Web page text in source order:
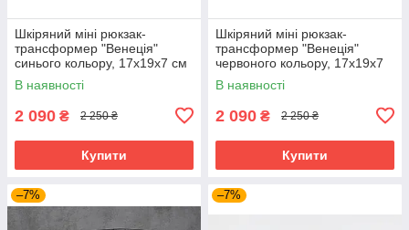
Шкіряний міні рюкзак-
трансформер "Венеція"
синього кольору, 17х19х7 см
В наявності
2 090 ₴ 2 250 ₴
Купити
Шкіряний міні рюкзак-
трансформер "Венеція"
червоного кольору, 17х19х7
см
В наявності
2 090 ₴ 2 250 ₴
Купити
–7% –7%